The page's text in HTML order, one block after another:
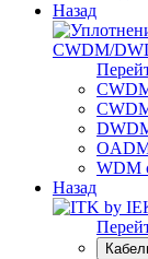
Назад
CWDM/
WDM
Назад